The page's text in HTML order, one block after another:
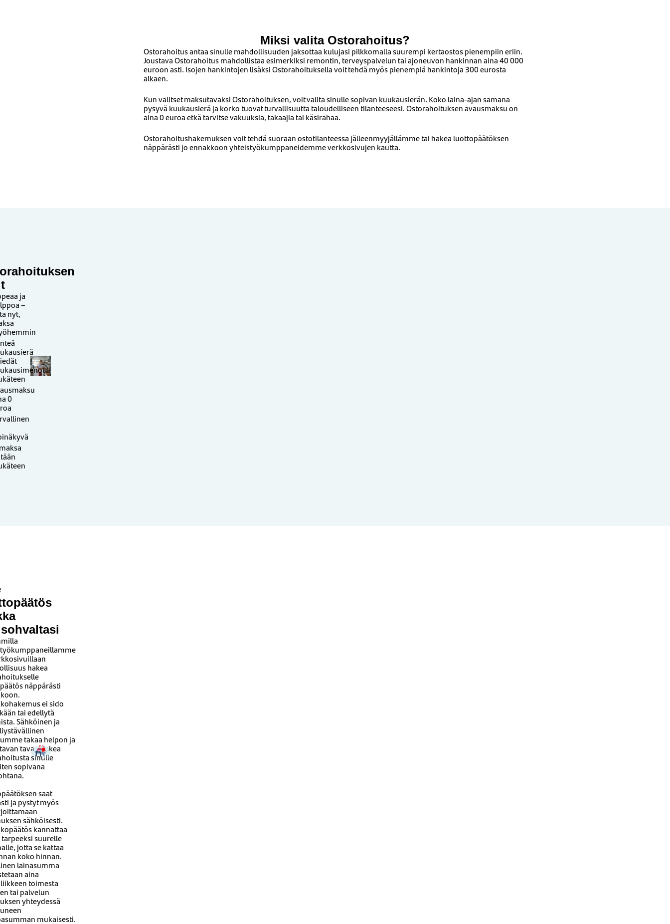
Miksi valita Ostorahoitus?
Ostorahoitus antaa sinulle mahdollisuuden jaksottaa kulujasi pilkkomalla suurempi kertaostos pienempiin eriin.
Joustava Ostorahoitus mahdollistaa esimerkiksi remontin, terveyspalvelun tai ajoneuvon hankinnan aina 40 000
euroon asti. Isojen hankintojen lisäksi Ostorahoituksella voit tehdä myös pienempiä hankintoja 300 eurosta
alkaen.
Kun valitset maksutavaksi Ostorahoituksen, voit valita sinulle sopivan kuukausierän. Koko laina-ajan samana
pysyvä kuukausierä ja korko tuovat turvallisuutta taloudelliseen tilanteeseesi. Ostorahoituksen avausmaksu on
aina 0 euroa etkä tarvitse vakuuksia, takaajia tai käsirahaa.
Ostorahoitushakemuksen voit tehdä suoraan ostotilanteessa jälleenmyyjällämme tai hakea luottopäätöksen
näppärästi jo ennakkoon yhteistyökumppaneidemme verkkosivujen kautta.
ja
–
nyt,
0
hakea
näppärästi
ei sido
tai edellytä
Sähköinen ja
takaa helpon ja
tavan hakea
sinulle
sopivana
saat
ja pystyt myös
sähköisesti.
kannattaa
suurelle
jotta se kattaa
koko hinnan.
lainasumma
aina
toimesta
tai palvelun
yhteydessä
mukaisesti.